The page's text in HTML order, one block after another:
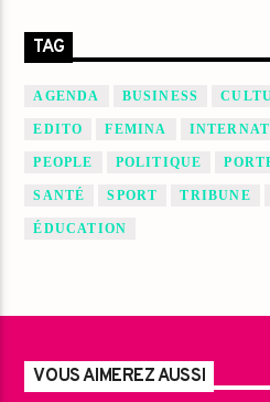
TAG
AGENDA BUSINESS
EDITO FEMINA
PEOPLE POLITIQUE
SANTÉ SPORT TRIBUNE
ÉDUCATION
VOUS AIMEREZ AUSSI